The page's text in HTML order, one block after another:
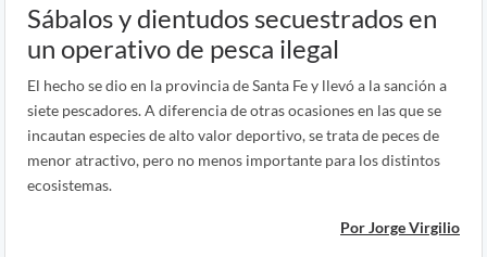
Sábalos y dientudos secuestrados en
un operativo de pesca ilegal
El hecho se dio en la provincia de Santa Fe y llevó a la sanción a
siete pescadores. A diferencia de otras ocasiones en las que se
incautan especies de alto valor deportivo, se trata de peces de
menor atractivo, pero no menos importante para los distintos
ecosistemas.
Por Jorge Virgilio